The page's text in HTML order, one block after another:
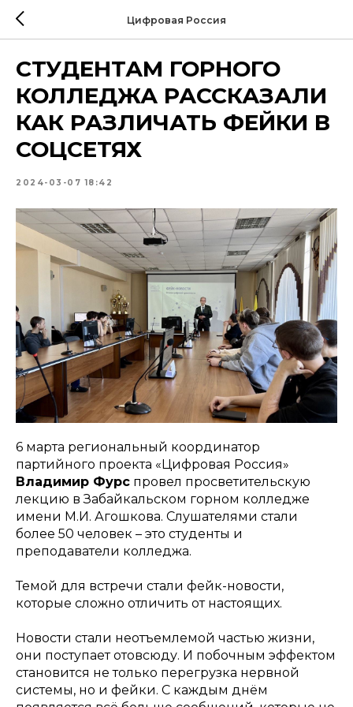
Цифровая Россия
СТУДЕНТАМ ГОРНОГО
КОЛЛЕДЖА РАССКАЗАЛИ
КАК РАЗЛИЧАТЬ ФЕЙКИ В
СОЦСЕТЯХ
2024-03-07 18:42
6 марта региональный координатор
партийного проекта «Цифровая Россия»
Владимир Фурс провел просветительскую
лекцию в Забайкальском горном колледже
имени М.И. Агошкова. Слушателями стали
более 50 человек – это студенты и
преподаватели колледжа.
Темой для встречи стали фейк-новости,
которые сложно отличить от настоящих.
Новости стали неотъемлемой частью жизни,
они поступает отовсюду. И побочным эффектом
становится не только перегрузка нервной
системы, но и фейки. С каждым днём